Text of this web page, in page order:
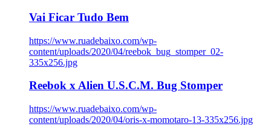
Vai Ficar Tudo Bem
https://www.ruadebaixo.com/wp-
content/uploads/2020/04/reebok_bug_stomper_02-
335x256.jpg
Reebok x Alien U.S.C.M. Bug Stomper
https://www.ruadebaixo.com/wp-
content/uploads/2020/04/oris-x-momotaro-13-335x256.jpg